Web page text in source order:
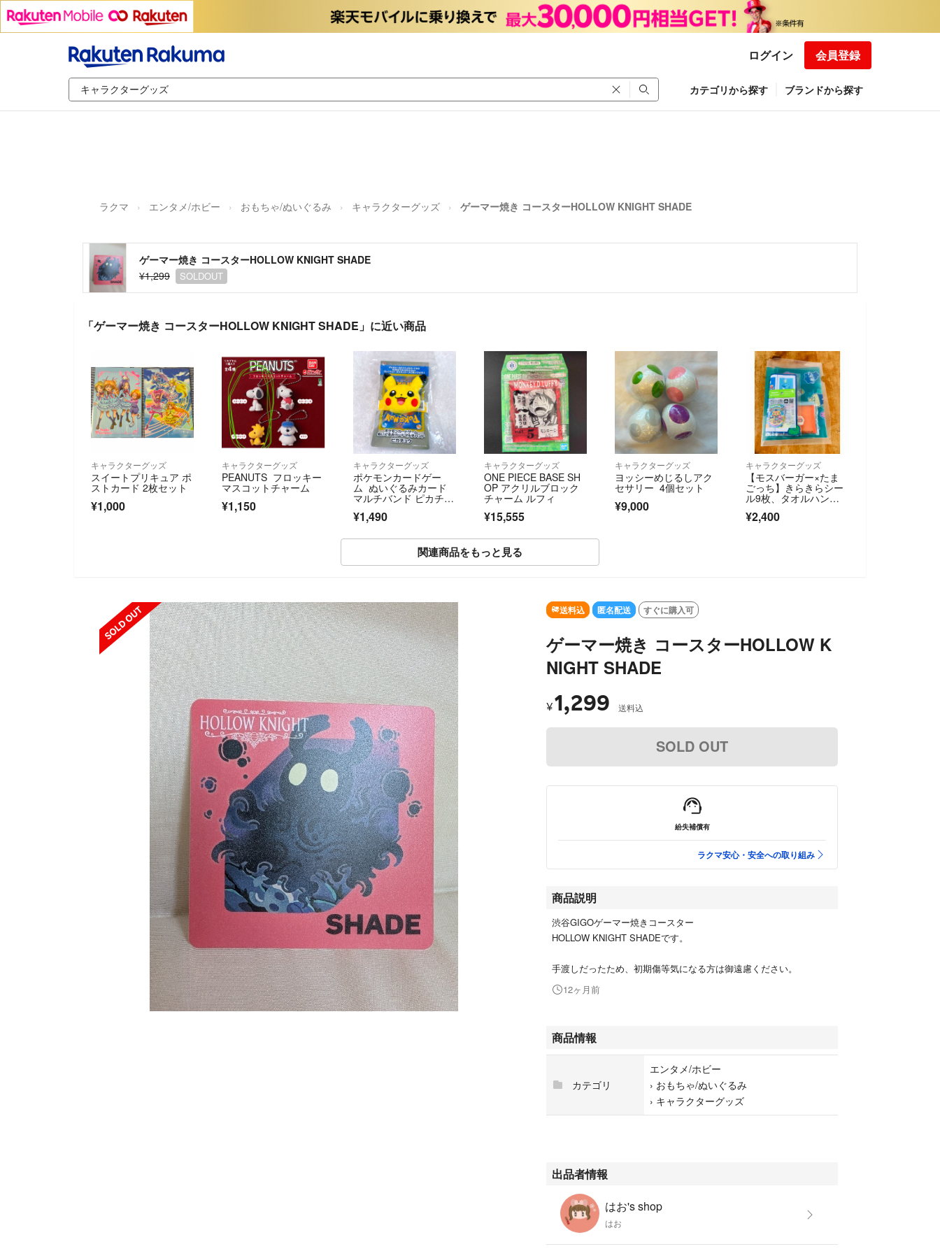
ログイン 会員登録
カテゴリから探す ブランドから探す
ラクマ エンタメ/ホビー おもちゃ/ぬいぐるみ キャラクターグッズ ゲーマー焼き コースターHOLLOW KNIGHT SHADE
ゲーマー焼き コースターHOLLOW KNIGHT SHADE
¥1,299
SOLDOUT
「ゲーマー焼き コースターHOLLOW KNIGHT SHADE」に近い商品
キャラクターグッズ
スイートプリキュア ポ
ストカード 2枚セット
¥1,000
キャラクターグッズ
PEANUTS フロッキー
マスコットチャーム
¥1,150
キャラクターグッズ
ポケモンカードゲー
ム ぬいぐるみカード
マルチバンド ピカチュ
¥1,490
キャラクターグッズ
ONE PIECE BASE SH
OP アクリルブロック
チャーム ルフィ
¥15,555
キャラクターグッズ
ヨッシーめじるしアク
セサリー 4個セット
¥9,000
キャラクターグッズ
【モスバーガー×たま
ごっち】きらきらシー
ル9枚、タオルハンカ
チ、ポーチ、ショップ
バッグ
¥2,400
関連商品をもっと見る
SOLD OUT 送料込 匿名配送 すぐに購入可
ゲーマー焼き コースターHOLLOW K
NIGHT SHADE
¥1,299 送料込
SOLD OUT
紛失補償有
ラクマ安心・安全への取り組み
商品説明
渋谷GIGOゲーマー焼きコースター
HOLLOW KNIGHT SHADEです。
手渡しだったため、初期傷等気になる方は御遠慮ください。
12ヶ月前
商品情報
カテゴリ
エンタメ/ホビー
› おもちゃ/ぬいぐるみ
› キャラクターグッズ
出品者情報
はお's shop
はお